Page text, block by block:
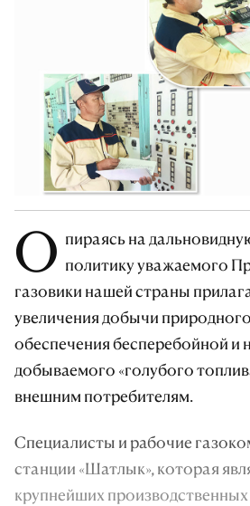
О пираясь на
политику уважаемого
газовики нашей страны
увеличения добычи
обеспечения бесперебойной и
добываемого «голубого
внешним потребителям.
Специалисты и рабочие
станции «Шатлык», которая
крупнейших